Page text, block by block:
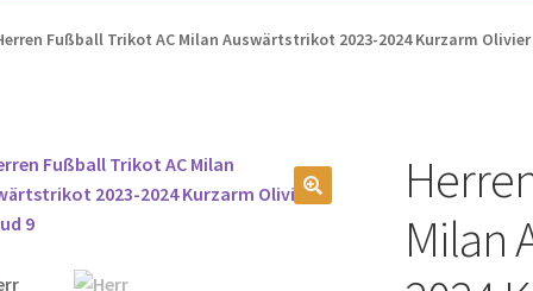
Shop Startseite – English Warenkorb
Fußball Trikot AC Milan Auswärtstrikot 2023-2024 Kurzarm
Milan